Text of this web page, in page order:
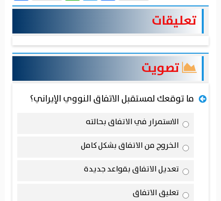
تعليقات
تصويت
ما توقعك لمستقبل الاتفاق النووي الإيراني؟
الاستمرار في الاتفاق بحالته
الخروج من الاتفاق بشكل كامل
تعديل الاتفاق بقواعد جديدة
تعليق الاتفاق